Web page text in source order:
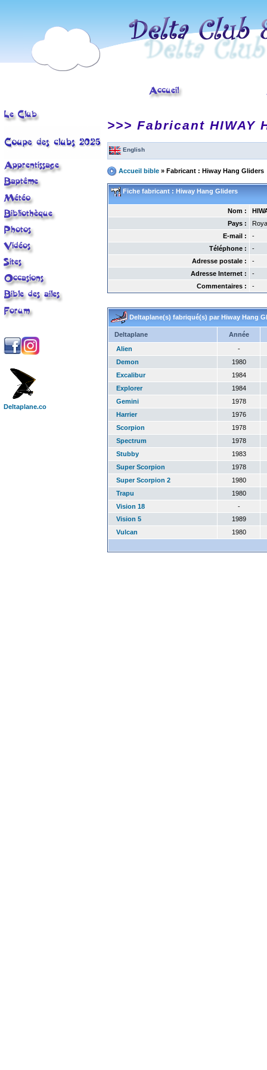
Deltaplane.co
>>> Fabricant HIWAY
English
Accueil bible » Fabricant : Hiway Hang Gliders
Fiche fabricant : Hiway Hang Gliders
Nom :
Pays :
E-mail :
-
Téléphone :
-
Adresse postale :
-
Adresse Internet :
-
Commentaires :
-
Deltaplane(s) fabriqué(s) par Hiway Hang
Deltaplane
Année
Alien
-
Demon
1980
Excalibur
1984
Explorer
1984
Gemini
1978
Harrier
1976
Scorpion
1978
Spectrum
1978
Stubby
1983
Super Scorpion
1978
Super Scorpion 2
1980
Trapu
1980
Vision 18
-
Vision 5
1989
Vulcan
1980